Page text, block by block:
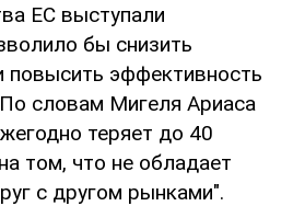
ЕС выступали
бы снизить
повысить эффективность
словам Мигеля Ариаса
теряет до 40
том, что не обладает
с другом рынками".